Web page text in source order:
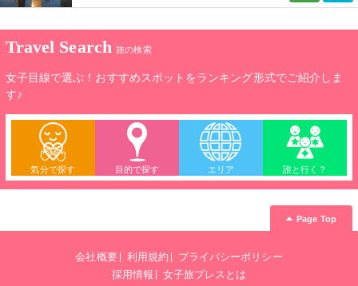
Travel Search 旅の検索
女子目線で選ぶ！おすすめスポットをランキング形式でご紹介しま
す♪
気分で探す 目的で探す エリア 誰と行く？
Page Top
会社概要 利用規約
プライバシーポリシー
採用情報
女子旅プレスとは